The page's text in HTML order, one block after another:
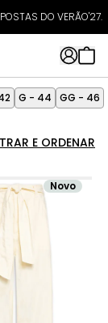
DO VERÃO'27.
+ 10% OFF EXTRA!
G - 44 GG - 46
E ORDENAR
Novo